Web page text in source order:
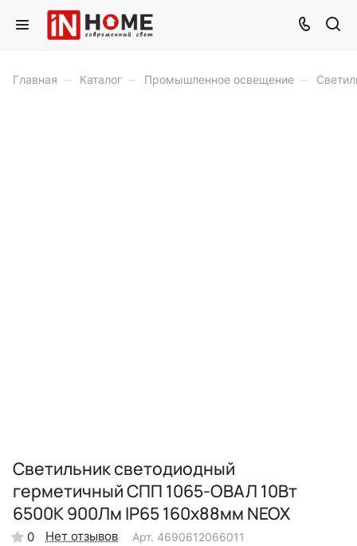
Главная – Каталог – Промышленное освещение –
Светильник светодиодный
герметичный СПП 1065-ОВАЛ 10Вт
6500К 900Лм IP65 160х88мм NEOX
0 Нет отзывов Арт. 4690612066011